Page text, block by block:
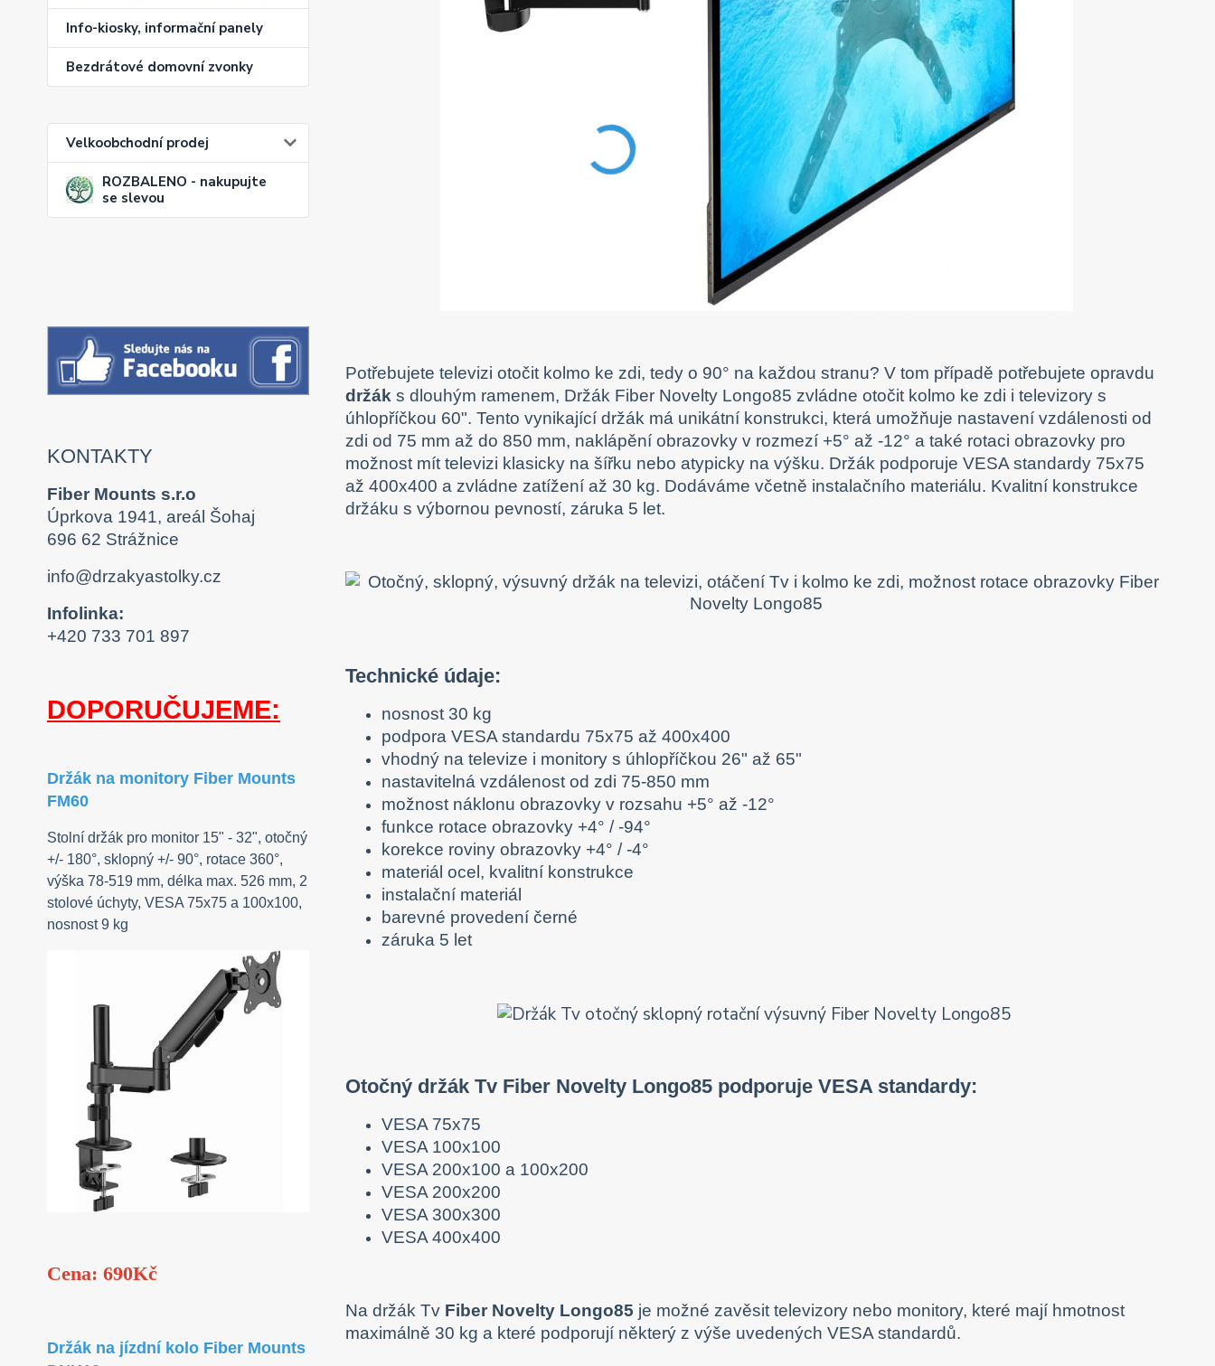
Info-kiosky, informační panely
Bezdrátové domovní zvonky
Velkoobchodní prodej
ROZBALENO - nakupujte
se slevou
KONTAKTY
Fiber Mounts s.r.o
Úprkova 1941, areál Šohaj
696 62 Strážnice
info@drzakyastolky.cz
Infolinka:
+420 733 701 897
DOPORUČUJEME:
Držák na monitory Fiber Mounts
FM60
Stolní držák pro monitor 15" - 32", otočný
+/- 180°, sklopný +/- 90°, rotace 360°,
výška 78-519 mm, délka max. 526 mm, 2
stolové úchyty, VESA 75x75 a 100x100,
nosnost 9 kg
Cena: 690Kč
Držák na jízdní kolo Fiber Mounts
Potřebujete televizi otočit kolmo ke zdi, tedy o 90° na každou stranu? V tom případě potřebujete opravdu
držák s dlouhým ramenem, Držák Fiber Novelty Longo85 zvládne otočit kolmo ke zdi i televizory s
úhlopříčkou 60". Tento vynikající držák má unikátní konstrukci, která umožňuje nastavení vzdálenosti od
zdi od 75 mm až do 850 mm, naklápění obrazovky v rozmezí +5° až -12° a také rotaci obrazovky pro
možnost mít televizi klasicky na šířku nebo atypicky na výšku. Držák podporuje VESA standardy 75x75
až 400x400 a zvládne zatížení až 30 kg. Dodáváme včetně instalačního materiálu. Kvalitní konstrukce
držáku s výbornou pevností, záruka 5 let.
Technické údaje:
nosnost 30 kg
podpora VESA standardu 75x75 až 400x400
vhodný na televize i monitory s úhlopříčkou 26" až 65"
nastavitelná vzdálenost od zdi 75-850 mm
možnost náklonu obrazovky v rozsahu +5° až -12°
funkce rotace obrazovky +4° / -94°
korekce roviny obrazovky +4° / -4°
materiál ocel, kvalitní konstrukce
instalační materiál
barevné provedení černé
záruka 5 let
Otočný držák Tv Fiber Novelty Longo85 podporuje VESA standardy:
VESA 75x75
VESA 100x100
VESA 200x100 a 100x200
VESA 200x200
VESA 300x300
VESA 400x400
Na držák Tv Fiber Novelty Longo85 je možné zavěsit televizory nebo monitory, které mají hmotnost
maximálně 30 kg a které podporují některý z výše uvedených VESA standardů.